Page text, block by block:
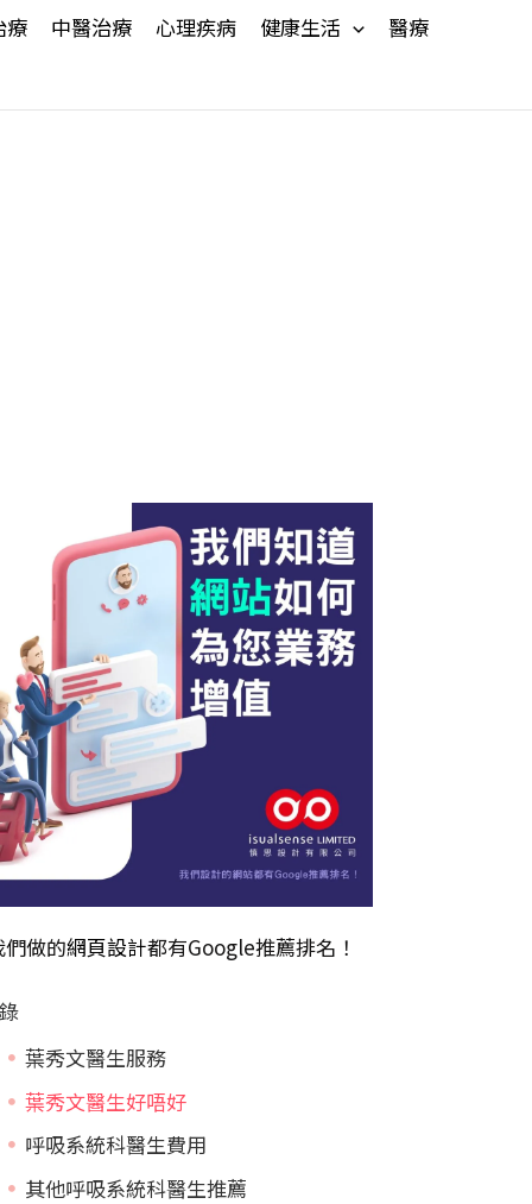
療 中醫治療 心理疾病 健康生活 醫療
們做的網頁設計都有Google推薦排名！
葉秀文醫生服務
葉秀文醫生好唔好
呼吸系統科醫生費用
其他呼吸系統科醫生推薦